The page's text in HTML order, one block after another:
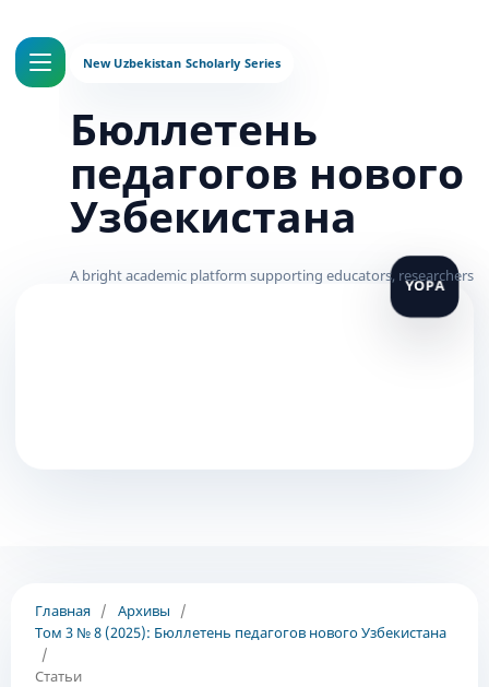
Бюллетень
педагогов нового
Узбекистана
Главная / Архивы
/
Том 3 № 8 (2025): Бюллетень педагогов нового Узбекистана
/
Статьи